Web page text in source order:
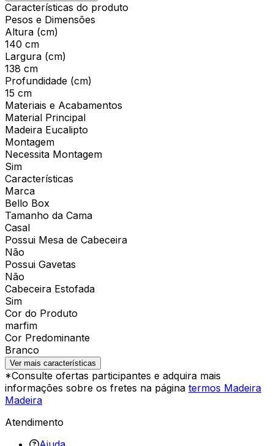
Características do produto
Pesos e Dimensões
Altura (cm)
140 cm
Largura (cm)
138 cm
Profundidade (cm)
15 cm
Materiais e Acabamentos
Material Principal
Madeira Eucalipto
Montagem
Necessita Montagem
Sim
Características
Marca
Bello Box
Tamanho da Cama
Casal
Possui Mesa de Cabeceira
Não
Possui Gavetas
Não
Cabeceira Estofada
Sim
Cor do Produto
marfim
Cor Predominante
Branco
Ver mais características
*Consulte ofertas participantes e adquira mais
informações sobre os fretes na página termos Madeira
Madeira
Atendimento